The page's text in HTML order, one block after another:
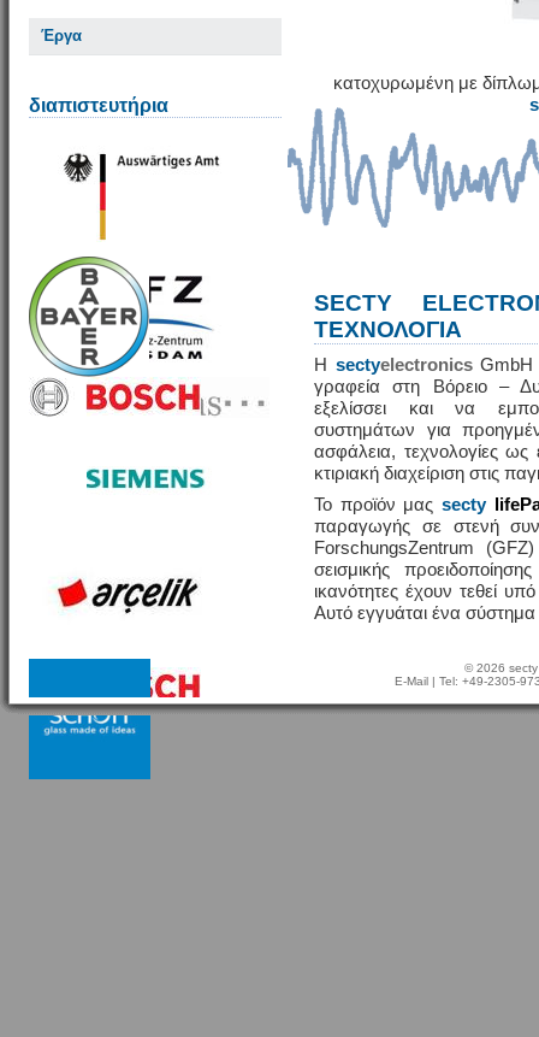
Έργα
διαπιστευτήρια
κατοχυρωμένη με
SECTY
ΤΕΧΝΟΛΟΓΙΑ
Η sectyelectronicsGmbH
γραφεία στη Βόρειο –
εξελίσσει και να
συστημάτων για
ασφάλεια, τεχνολογίες
κτιριακή διαχείριση στις
Το προϊόν μας secty
παραγωγής σε στενή
ForschungsZentrum
σεισμικής
ικανότητες έχουν τεθεί
Αυτό εγγυάται ένα
© 2026
E-Mail | Tel: +49-2305-